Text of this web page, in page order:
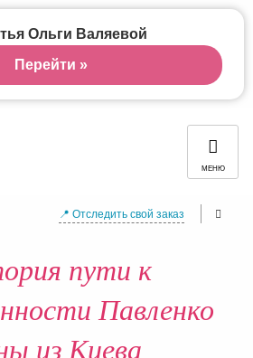
МЕНЮ
📍 Отследить свой заказ
пути к
Павленко
из Киева
Ольги Валяевой
Перейти »